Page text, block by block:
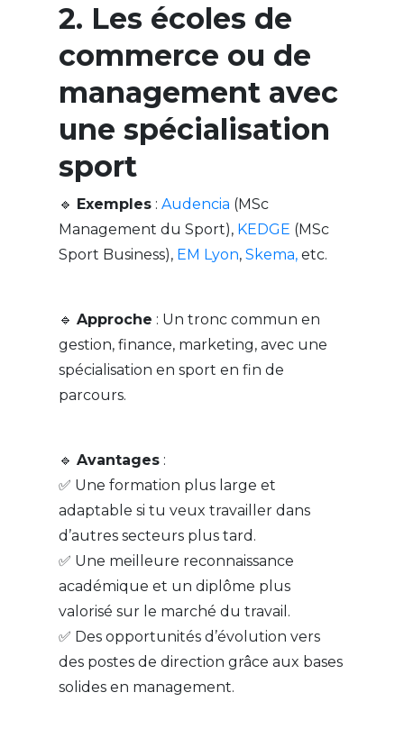
2. Les écoles de
commerce ou de
management avec
une spécialisation
sport
🔹 Exemples: Audencia (MSc
Management du Sport), KEDGE (MSc
Sport Business), EM Lyon, Skema,etc.
🔹 Approche : Un tronc commun en
gestion, finance, marketing, avec une
spécialisation en sport en fin de
parcours.
🔹 Avantages:
✅ Une formation plus large et
adaptable si tu veux travailler dans
d’autres secteurs plus tard.
✅ Une meilleure reconnaissance
académique et un diplôme plus
valorisé sur le marché du travail.
✅ Des opportunités d’évolution vers
des postes de direction grâce aux bases
solides en management.